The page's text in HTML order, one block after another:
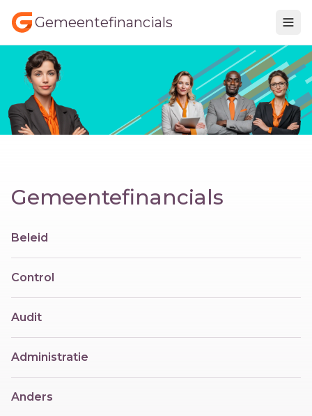
Gemeentefinancials
Gemeentefinancials
Beleid
Control
Audit
Administratie
Anders